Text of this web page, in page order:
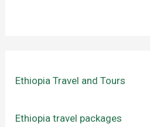
Ethiopia Travel and Tours
Ethiopia travel packages